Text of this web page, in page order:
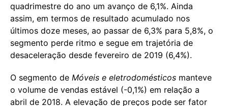
quadrimestre do ano um avanço de 6,1%. Ainda
assim, em termos de resultado acumulado nos
últimos doze meses, ao passar de 6,3% para 5,8%, o
segmento perde ritmo e segue em trajetória de
desaceleração desde fevereiro de 2019 (6,4%).
O segmento de Móveis e eletrodomésticos manteve
o volume de vendas estável (-0,1%) em relação a
abril de 2018. A elevação de preços pode ser fator